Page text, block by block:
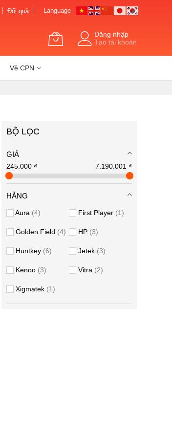
Đổi quà Language
Đăng nhập
Tạo tài khoản
Về CPN
BỘ LỌC
GIÁ
245.000 ₫ 7.190.001 ₫
HÃNG
Aura 4 First Player 1
Golden Field 4 HP 3
Huntkey 6 Jetek 3
Kenoo 3 Vitra 2
Xigmatek 1